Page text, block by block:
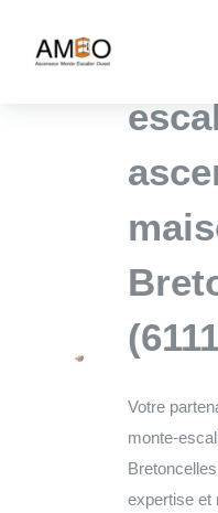
Votre
monte-
expertise et